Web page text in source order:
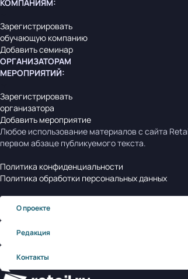
КОМПАНИЯМ:
Зарегистрировать
обучающую компанию
Добавить семинар
ОРГАНИЗАТОРАМ
МЕРОПРИЯТИЙ:
Зарегистрировать
организатора
Добавить мероприятие
Любое использование материалов с сайта
первом абзаце публикуемого текста.
Политика конфиденциальности
Политика обработки персональных данных
О проекте
Редакция
Контакты